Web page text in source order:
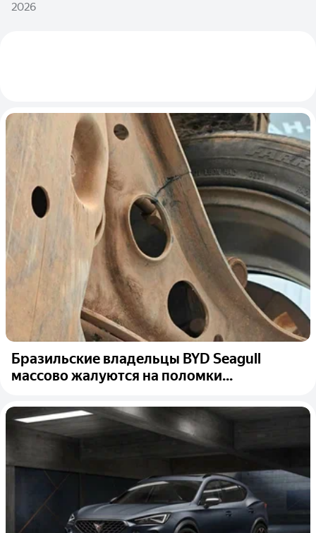
2026
Бразильские владельцы BYD Seagull
массово жалуются на поломки...